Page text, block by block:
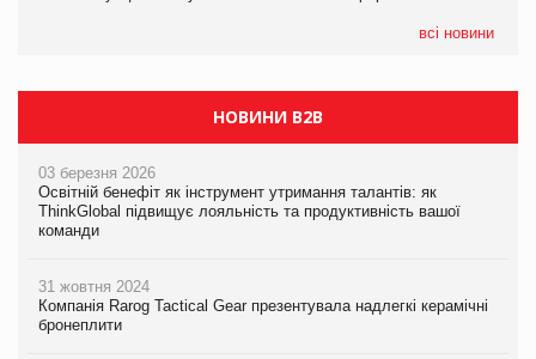
всі новини
НОВИНИ B2B
03 березня 2026
Освітній бенефіт як інструмент утримання талантів: як
ThinkGlobal підвищує лояльність та продуктивність вашої
команди
31 жовтня 2024
Компанія Rarog Tactical Gear презентувала надлегкі керамічні
бронеплити